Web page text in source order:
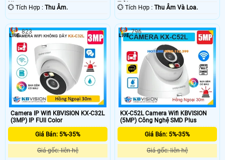
Nhựa.
️💮 Tích Hợp : Thu Âm.
Trời.
️💮 Tích Hợp :Thu Âm Và Loa.
Camera IP Wifi KBVISION KX-C32L
(3MP) IP FUll Color
Giá Bán: 5%-35%
Giá gốc: liên hệ
823
KX-C52L Camera Wifi KBVISION
(5MP) Công Nghệ SMD Plus
Giá Bán: 5%-35%
Giá gốc: liên hệ
796